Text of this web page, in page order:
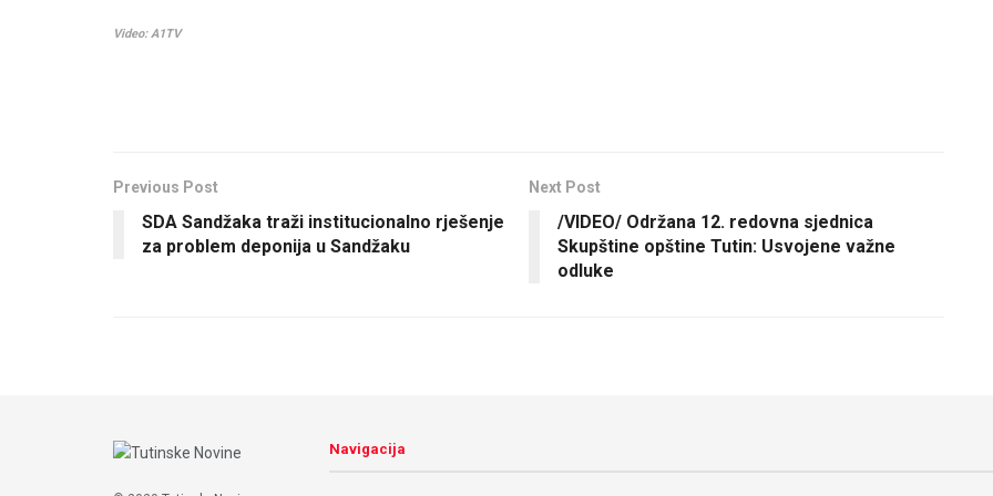
Video: A1TV
Previous Post
SDA Sandžaka traži institucionalno rješenje
za problem deponija u Sandžaku
Next Post
/VIDEO/ Održana 12. redovna sjednica
Skupštine opštine Tutin: Usvojene važne
odluke
Navigacija